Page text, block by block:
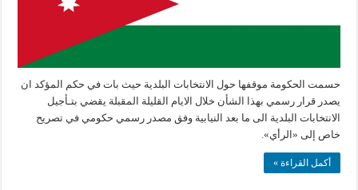
حسمت الحكومة موقفها حول الانتخابات البلدية حيث بات في حكم المؤكد ان
يصدر قرار رسمي بهذا الشأن خلال الايام القليلة المقبلة يقضي بتـأجيل
الانتخابات البلدية الى ما بعد النيابية وفق مصدر رسمي حكومي في تصريح
خاص إلى «الرأي».
أكمل القراءة »